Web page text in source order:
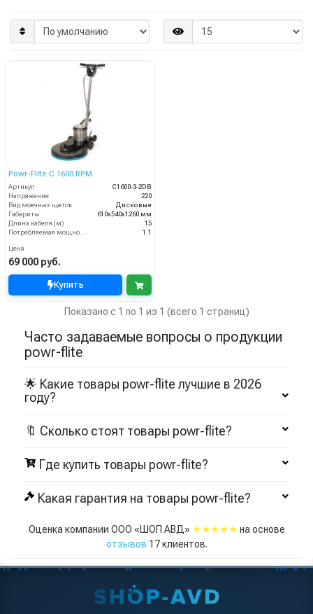
Powr-Flite C 1600 RPM
Артикул
C1600-3-2DB
Напряжение
220
Вид моечных щеток
Дисковые
Габариты
610х540х1260 мм
Длина кабеля (м)
15
Потребляемая мощность (кВт)
1.1
Цена
69 000 руб.
Купить
Показано с 1 по 1 из 1 (всего 1 страниц)
Часто задаваемые вопросы о продукции
powr-flite
🌟 Какие товары powr-flite лучшие в 2026
году?
🔖 Сколько стоят товары powr-flite?
Где купить товары powr-flite?
Какая гарантия на товары powr-flite?
Оценка компании ООО «ШОП АВД» ★★★★★ на основе
отзывов 17клиентов.